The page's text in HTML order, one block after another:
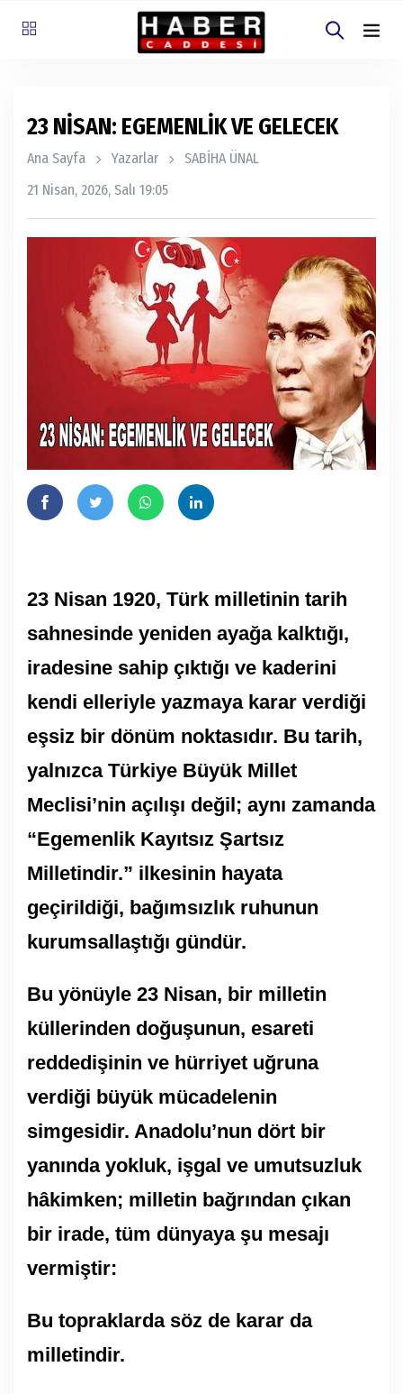
23 NİSAN: EGEMENLİK VE GELECEK
Ana Sayfa Yazarlar
SABİHA ÜNAL
21 Nisan, 2026, Salı 19:05
23 Nisan 1920, Türk milletinin tarih
sahnesinde yeniden ayağa kalktığı,
iradesine sahip çıktığı ve kaderini
kendi elleriyle yazmaya karar verdiği
eşsiz bir dönüm noktasıdır. Bu tarih,
yalnızca Türkiye Büyük Millet
Meclisi’nin açılışı değil; aynı zamanda
“Egemenlik Kayıtsız Şartsız
Milletindir.” ilkesinin hayata
geçirildiği, bağımsızlık ruhunun
kurumsallaştığı gündür.
Bu yönüyle 23 Nisan, bir milletin
küllerinden doğuşunun, esareti
reddedişinin ve hürriyet uğruna
verdiği büyük mücadelenin
simgesidir. Anadolu’nun dört bir
yanında yokluk, işgal ve umutsuzluk
hâkimken; milletin bağrından çıkan
bir irade, tüm dünyaya şu mesajı
vermiştir:
Bu topraklarda söz de karar da
milletindir.